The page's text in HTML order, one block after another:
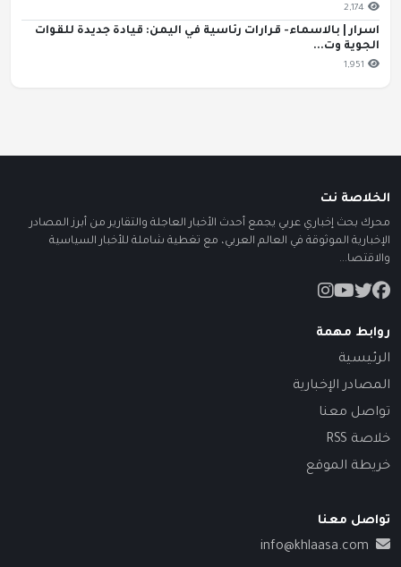
2,174
اسرار | بالاسماء- قرارات رئاسية في اليمن: قيادة جديدة للقوات
الجوية وت...
1,951
الخلاصة نت
محرك بحث إخباري عربي يجمع أحدث الأخبار العاجلة والتقارير من أبرز المصادر
الإخبارية الموثوقة في العالم العربي، مع تغطية شاملة للأخبار السياسية
والاقتصا...
روابط مهمة
الرئيسية
المصادر الإخبارية
تواصل معنا
خلاصة RSS
خريطة الموقع
تواصل معنا
info@khlaasa.com